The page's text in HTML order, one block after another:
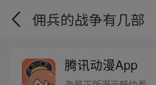
佣兵的战争有几部
腾讯动漫App